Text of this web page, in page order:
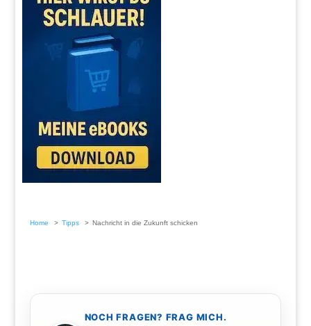
Home Tipps Nachricht in die Zukunft schicken
NOCH FRAGEN? FRAG MICH.